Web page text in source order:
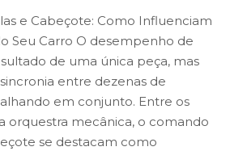
e Cabeçote: Como Influenciam
Seu Carro O desempenho de
de uma única peça, mas
entre dezenas de
em conjunto. Entre os
orquestra mecânica, o comando
se destacam como